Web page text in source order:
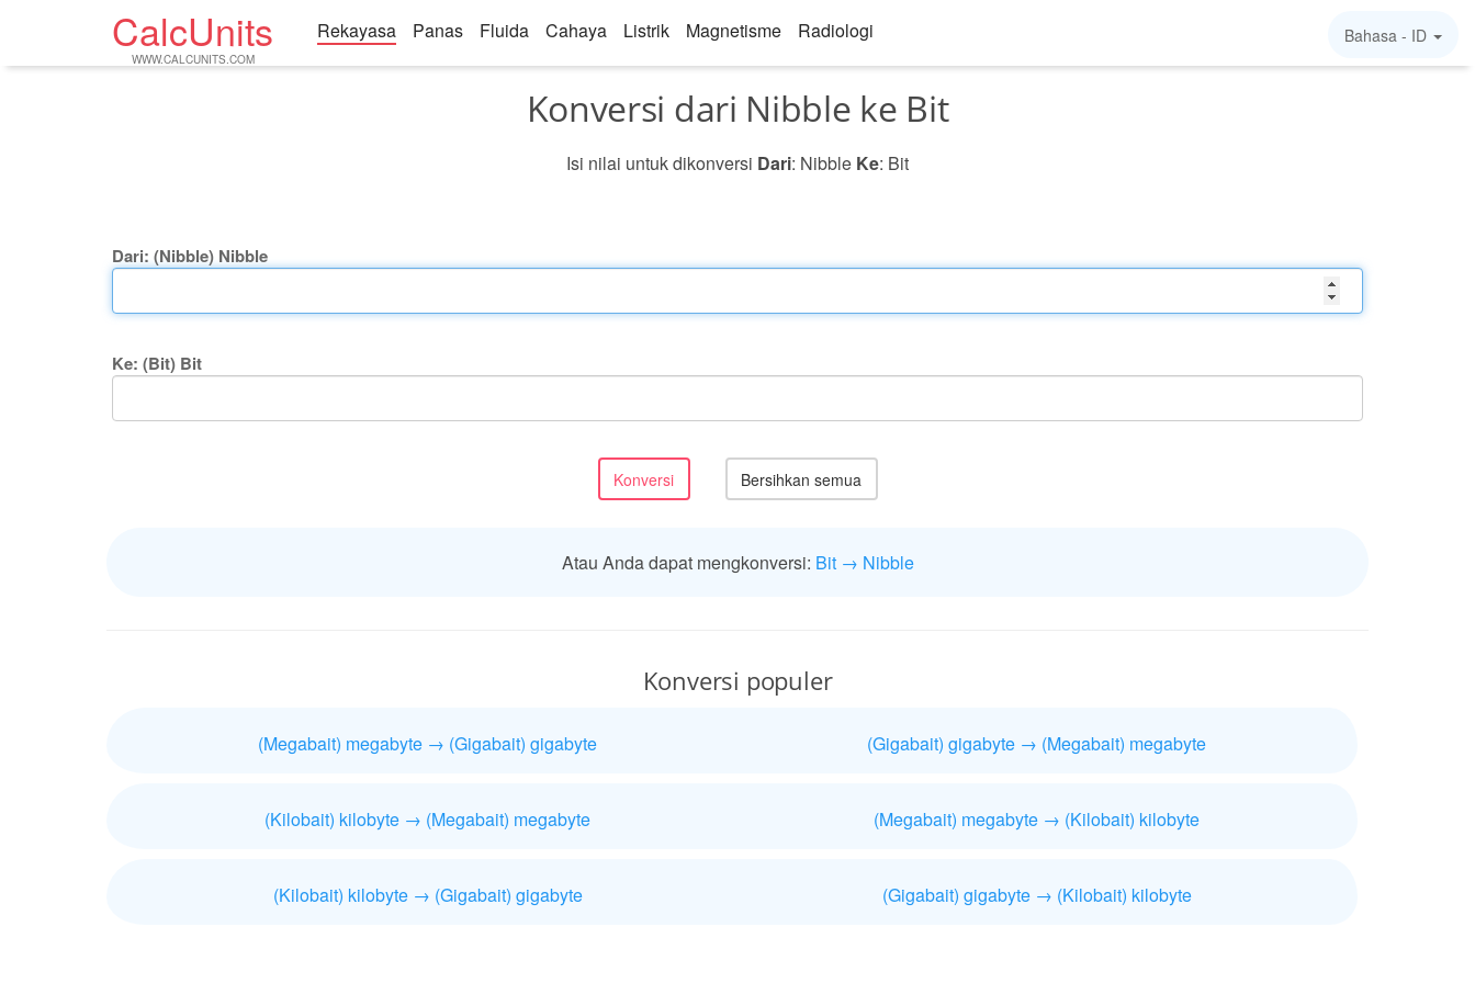
CalcUnits
WWW.CALCUNITS.COM
Rekayasa Panas Fluida Cahaya Listrik Magnetisme Radiologi Bahasa - ID
Konversi dari Nibble ke Bit
Isi nilai untuk dikonversi Dari: Nibble Ke: Bit
Dari: (Nibble) Nibble
Ke: (Bit) Bit
Atau Anda dapat mengkonversi: Bit → Nibble
Konversi populer
(Megabait) megabyte → (Gigabait) gigabyte (Gigabait) gigabyte → (Megabait) megabyte
(Kilobait) kilobyte → (Megabait) megabyte (Megabait) megabyte → (Kilobait) kilobyte
(Kilobait) kilobyte → (Gigabait) gigabyte (Gigabait) gigabyte → (Kilobait) kilobyte